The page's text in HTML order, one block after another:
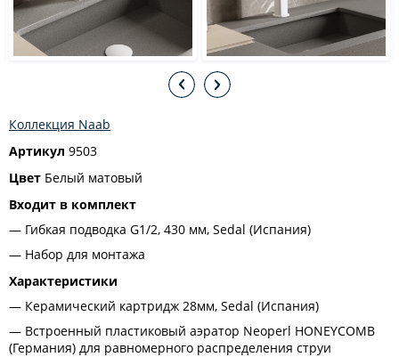
Коллекция Naab
Артикул 9503
Цвет Белый матовый
Входит в комплект
Гибкая подводка G1/2, 430 мм, Sedal (Испания)
Набор для монтажа
Характеристики
Керамический картридж 28мм, Sedal (Испания)
Встроенный пластиковый аэратор Neoperl HONEYCOMB
(Германия) для равномерного распределения струи